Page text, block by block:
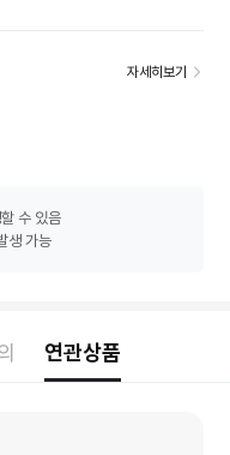
자세히보기
수 있음
생 가능
연관상품